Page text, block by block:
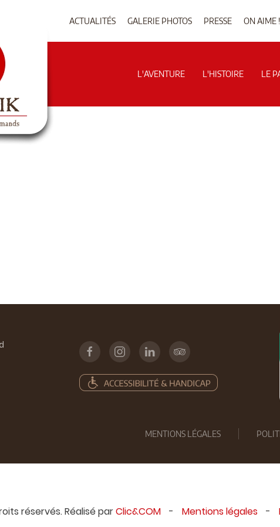
ACTUALITÉS GALERIE PHOTOS PRESSE ON AIME !
L'AVENTURE L'HISTOIRE LE
MENTIONS LÉGALES
réservés. Réalisé parClic&COM - Mentions légales -